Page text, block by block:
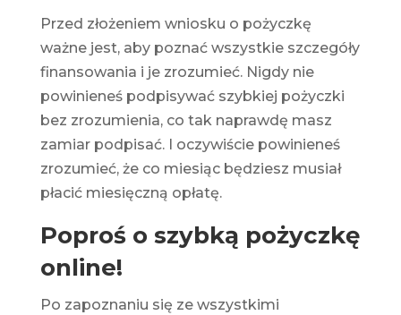
Przed złożeniem wniosku o pożyczkę
ważne jest, aby poznać wszystkie szczegóły
finansowania i je zrozumieć. Nigdy nie
powinieneś podpisywać szybkiej pożyczki
bez zrozumienia, co tak naprawdę masz
zamiar podpisać. I oczywiście powinieneś
zrozumieć, że co miesiąc będziesz musiał
płacić miesięczną opłatę.
Poproś o szybką pożyczkę
online!
Po zapoznaniu się ze wszystkimi